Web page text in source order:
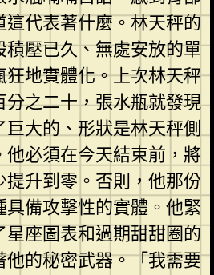
代表著什麼。林天秤的
壓已久、無處安放的單
地實體化。上次林天秤
之二十，張水瓶就發現
大的、形狀是林天秤側
必須在今天結束前，將
升到零。否則，他那份
備攻擊性的實體。他緊
座圖表和過期甜甜圈的
的秘密武器。「我需要